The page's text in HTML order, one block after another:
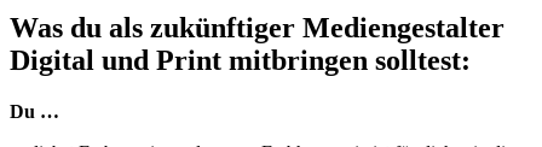
Was du als zukünftiger Mediengestalter
Digital und Print mitbringen solltest:
Du …